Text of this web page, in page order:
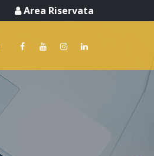
Area Riservata